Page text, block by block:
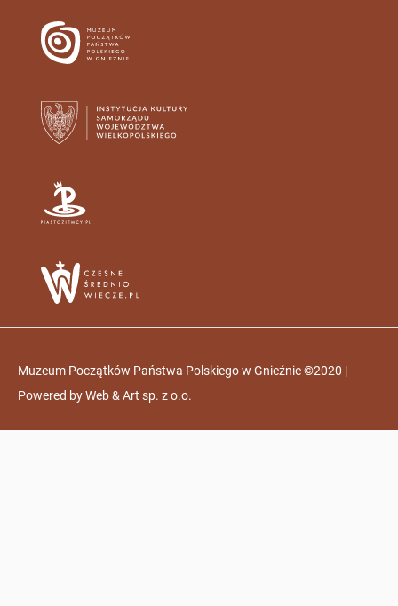
Muzeum Początków Państwa Polskiego w Gnieźnie ©2020 |
Powered byWeb & Art sp. z o.o.